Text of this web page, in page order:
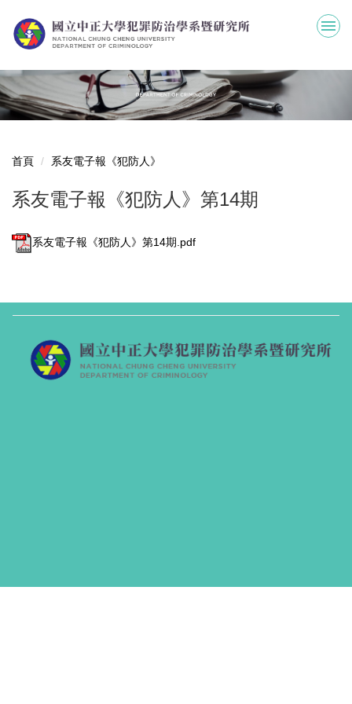
到
主
內
容
區
首頁 系友電子報《犯防人》
系友電子報《犯防人》第14期
系友電子報《犯防人》第14期.pdf